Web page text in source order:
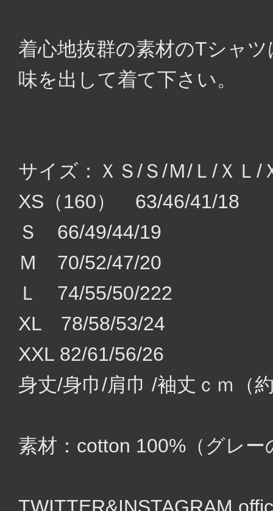
着心地抜群の素材のTシャ
味を出して着て下さい。
サイズ：ＸＳ/Ｓ/Ｍ/Ｌ/ＸＬ/
XS（160） 63/46/41/18
Ｓ 66/49/44/19
Ｍ 70/52/47/20
Ｌ 74/55/50/222
XL 78/58/53/24
XXL 82/61/56/26
身丈/身巾/肩巾 /袖丈ｃｍ（
素材：cotton 100%（グレ